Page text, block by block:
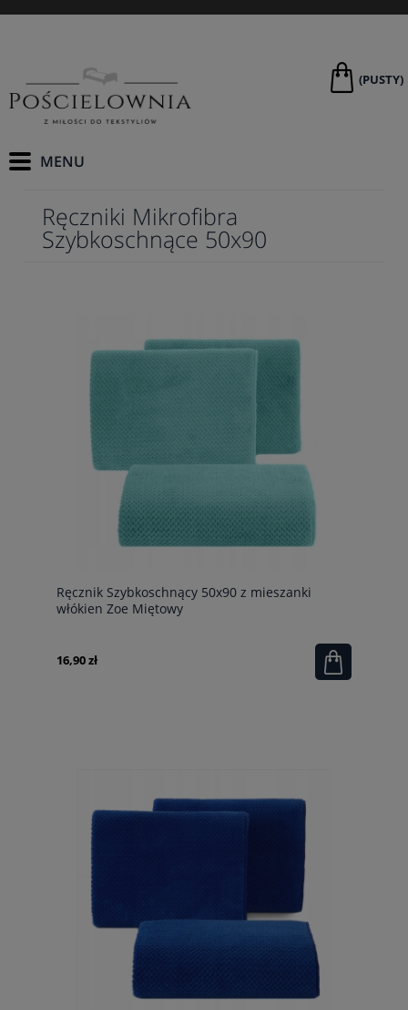
(PUSTY)
Ręczniki Mikrofibra
Szybkoschnące 50x90
Ręcznik Szybkoschnący 50x90 z mieszanki
włókien Zoe Miętowy
16,90 zł